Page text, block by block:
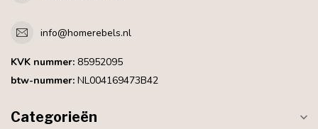
info@homerebels.nl
KVK nummer: 85952095
btw-nummer: NL004169473B42
Categorieën